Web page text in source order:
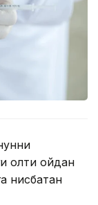
олти ойдан
нисбатан